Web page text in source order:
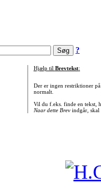
?
Hjælp til Brevtekst:
Der er ingen restriktioner
normalt.
Vil du f.eks. finde en tekst,
Naar dette Brevindgår, skal